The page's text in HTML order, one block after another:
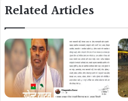
Related Articles